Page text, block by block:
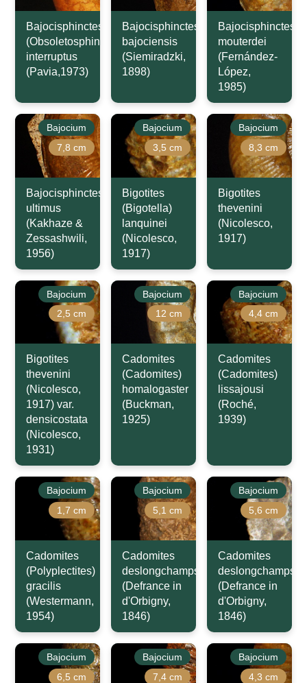
Bajocisphinctes
(Obsoletosphinctes)
interruptus
(Pavia,1973)
Bajocisphinctes
bajociensis
(Siemiradzki,
1898)
Bajocisphinctes
mouterdei
(Fernández-
López,
1985)
Bajocium
7,8 cm
Bajocisphinctes
ultimus
(Kakhaze &
Zessashwili,
1956)
Bajocium
3,5 cm
Bigotites
(Bigotella)
lanquinei
(Nicolesco,
1917)
Bajocium
8,3 cm
Bigotites
thevenini
(Nicolesco,
1917)
Bajocium
2,5 cm
Bigotites
thevenini
(Nicolesco,
1917) var.
densicostata
(Nicolesco,
1931)
Bajocium
12 cm
Cadomites
(Cadomites)
homalogaster
(Buckman,
1925)
Bajocium
4,4 cm
Cadomites
(Cadomites)
lissajousi
(Roché,
1939)
Bajocium
1,7 cm
Cadomites
(Polyplectites)
gracilis
(Westermann,
1954)
Bajocium
5,1 cm
Cadomites
deslongchampsi
(Defrance in
d'Orbigny,
1846)
Bajocium
5,6 cm
Cadomites
deslongchampsi
(Defrance in
d'Orbigny,
1846)
Bajocium
6,5 cm
Bajocium
7,4 cm
Bajocium
4,3 cm